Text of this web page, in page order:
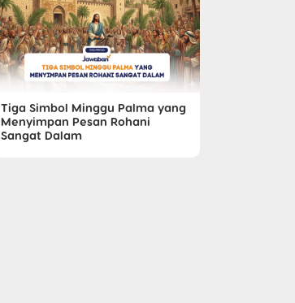
Tiga Simbol Minggu Palma yang
Menyimpan Pesan Rohani
Sangat Dalam